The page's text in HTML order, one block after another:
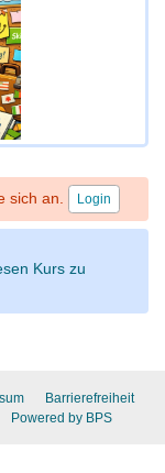
sich an. Login
Kurs zu
Barrierefreiheit
Powered by BPS